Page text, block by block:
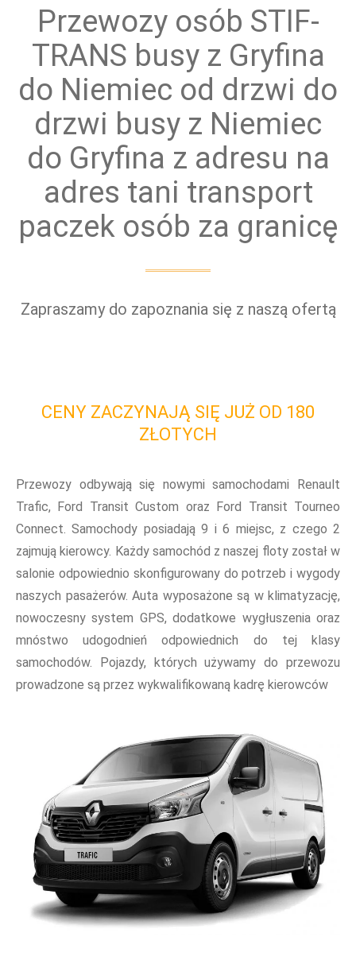
Przewóz grup zorganizowanych
Przewozy osób STIF-
TRANS busy z Gryfina
do Niemiec od drzwi do
drzwi busy z Niemiec
do Gryfina z adresu na
adres tani transport
paczek osób za granicę
Zapraszamy do zapoznania się z naszą ofertą
CENY ZACZYNAJĄ SIĘ JUŻ OD 180
ZŁOTYCH
Przewozy odbywają się nowymi samochodami Renault
Trafic, Ford Transit Custom oraz Ford Transit Tourneo
Connect. Samochody posiadają 9 i 6 miejsc, z czego 2
zajmują kierowcy. Każdy samochód z naszej floty został w
salonie odpowiednio skonfigurowany do potrzeb i wygody
naszych pasażerów. Auta wyposażone są w klimatyzację,
nowoczesny system GPS, dodatkowe wygłuszenia oraz
mnóstwo udogodnień odpowiednich do tej klasy
samochodów. Pojazdy, których używamy do przewozu
prowadzone są przez wykwalifikowaną kadrę kierowców